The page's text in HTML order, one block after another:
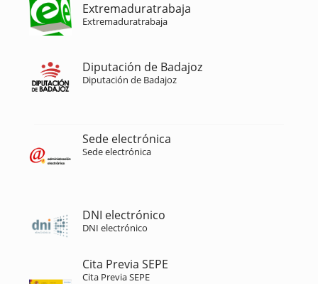
Extremaduratrabaja
Extremaduratrabaja
Diputación de Badajoz
Diputación de Badajoz
Sede electrónica
Sede electrónica
DNI electrónico
DNI electrónico
Cita Previa SEPE
Cita Previa SEPE